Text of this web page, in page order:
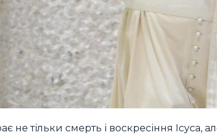
не тільки смерть і воскресіння